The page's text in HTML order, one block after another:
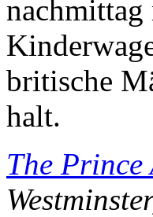
britische
halt.
The